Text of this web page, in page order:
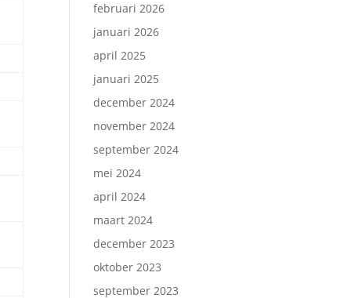
februari 2026
januari 2026
april 2025
januari 2025
december 2024
november 2024
september 2024
mei 2024
april 2024
maart 2024
december 2023
oktober 2023
september 2023